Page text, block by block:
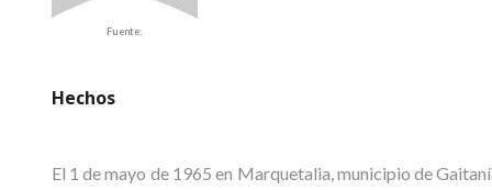
Fuente:
Hechos
El 1 de mayo de 1965 en Marquetalia, municipio de